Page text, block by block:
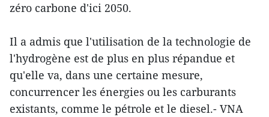
zéro carbone d'ici 2050.
Il a admis que l'utilisation de la technologie de
l'hydrogène est de plus en plus répandue et
qu'elle va, dans une certaine mesure,
concurrencer les énergies ou les carburants
existants, comme le pétrole et le diesel.- VNA